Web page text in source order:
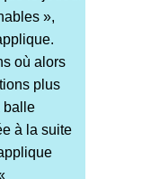
»,
où alors
plus
balle
à la suite